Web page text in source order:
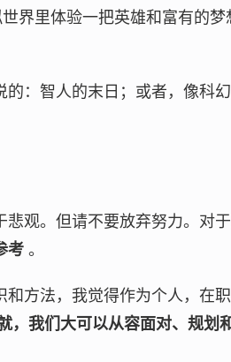
界里体验一把英雄和富有的
：智人的末日；或者，像科
观。但请不要放弃努力。对
考 。
方法，我觉得作为个人，在
，我们大可以从容面对、规划